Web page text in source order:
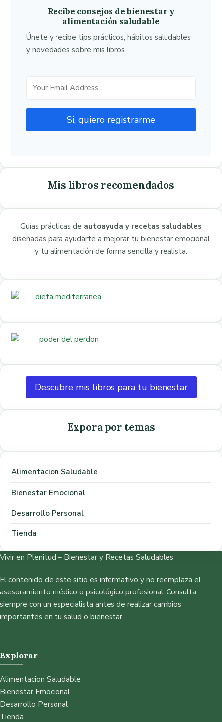
Recibe consejos de bienestar y
alimentación saludable
Únete y recibe tips prácticos, hábitos saludables
y novedades sobre mis libros.
Si, quiero registrarme
Mis libros recomendados
Guías prácticas de autoayuda y recetas saludables
diseñadas para ayudarte a mejorar tu bienestar emocional
y tu alimentación de forma sencilla y realista.
Descubre mis libros para tu bienestar
Expora por temas
Alimentacion Saludable
Bienestar Emocional
Desarrollo Personal
Tienda
Vivir en Plenitud – Bienestar y Recetas Saludables
El contenido de este sitio es informativo y no reemplaza el
asesoramiento médico o psicológico profesional. Consulta
siempre con un especialista antes de realizar cambios
importantes en tu salud o bienestar.
Explorar
Alimentacion Saludable
Bienestar Emocional
Desarrollo Personal
Tienda